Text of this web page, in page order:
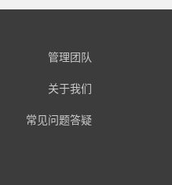
管理团队
关于我们
常见问题答疑